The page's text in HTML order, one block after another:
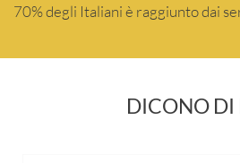
70% degli Italiani è raggiunto dai
DICONO DI